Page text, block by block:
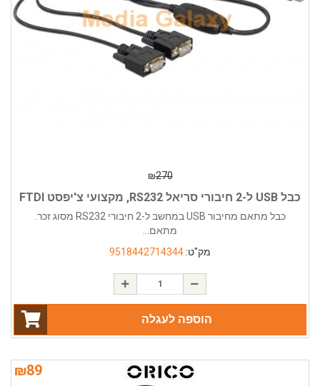
₪270
כבל USB ל-2 חיבורי סריאל RS232, מקצועי צ'יפסט FTDI
כבל מתאם מחיבור USB במחשב ל-2 חיבורי RS232 מסוג זכר.
מתאם...
מק"ט: 9518442714344
הוספה לעגלה
₪89